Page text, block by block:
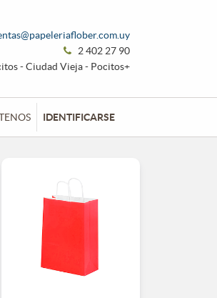
2 402 27 90
- Ciudad Vieja - Pocitos+
IDENTIFICARSE